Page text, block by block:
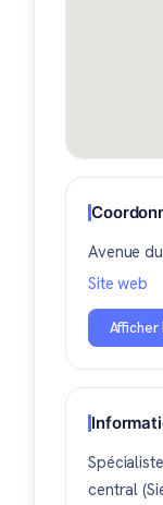
Avenue
Site web
Afficher
central